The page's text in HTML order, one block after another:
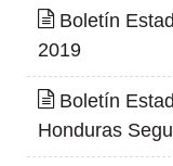
Boletín
2019
Boletín
Honduras